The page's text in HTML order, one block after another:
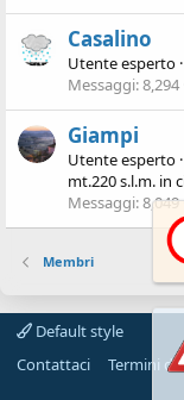
Casalino
Utente esperto ·
Messaggi 8,294
Giampi
Utente esperto ·
mt.220 s.l.m. in
Messaggi 8,049
Membri
Default style
Contattaci
Termini